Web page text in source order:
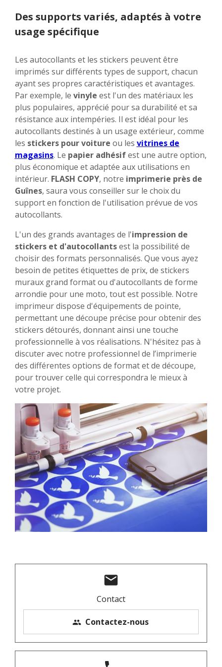
Des supports variés, adaptés à votre
usage spécifique
Les autocollants et les stickers peuvent être
imprimés sur différents types de support, chacun
ayant ses propres caractéristiques et avantages.
Par exemple, le vinyle est l'un des matériaux les
plus populaires, apprécié pour sa durabilité et sa
résistance aux intempéries. Il est idéal pour les
autocollants destinés à un usage extérieur, comme
les stickers pour voiture ou les vitrines de
magasins. Le papier adhésifest une autre option,
plus économique et adaptée aux utilisations en
intérieur. FLASH COPY, notre imprimerie près de
Guînes, saura vous conseiller sur le choix du
support en fonction de l'utilisation prévue de vos
autocollants.
L'un des grands avantages de l'impression de
stickers et d'autocollantsest la possibilité de
choisir des formats personnalisés. Que vous ayez
besoin de petites étiquettes de prix, de stickers
muraux grand format ou d'autocollants de forme
arrondie pour une moto, tout est possible. Notre
imprimeur dispose d'équipements de pointe,
permettant une découpe précise pour obtenir des
stickers détourés, donnant ainsi une touche
professionnelle à vos réalisations. N'hésitez pas à
discuter avec notre professionnel de l’imprimerie
des différentes options de format et de découpe,
pour trouver celle qui correspondra le mieux à
votre projet.
mail
Contact
people Contactez-nous